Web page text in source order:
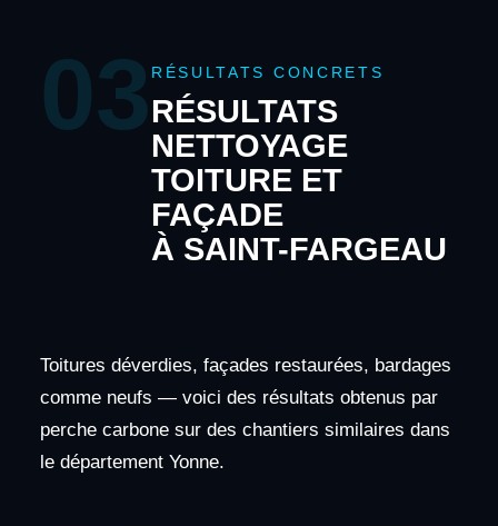
03 RÉSULTATS CONCRETS
RÉSULTATS
NETTOYAGE
TOITURE ET
FAÇADE
À SAINT-FARGEAU
Toitures déverdies, façades restaurées, bardages
comme neufs — voici des résultats obtenus par
perche carbone sur des chantiers similaires dans
le département Yonne.